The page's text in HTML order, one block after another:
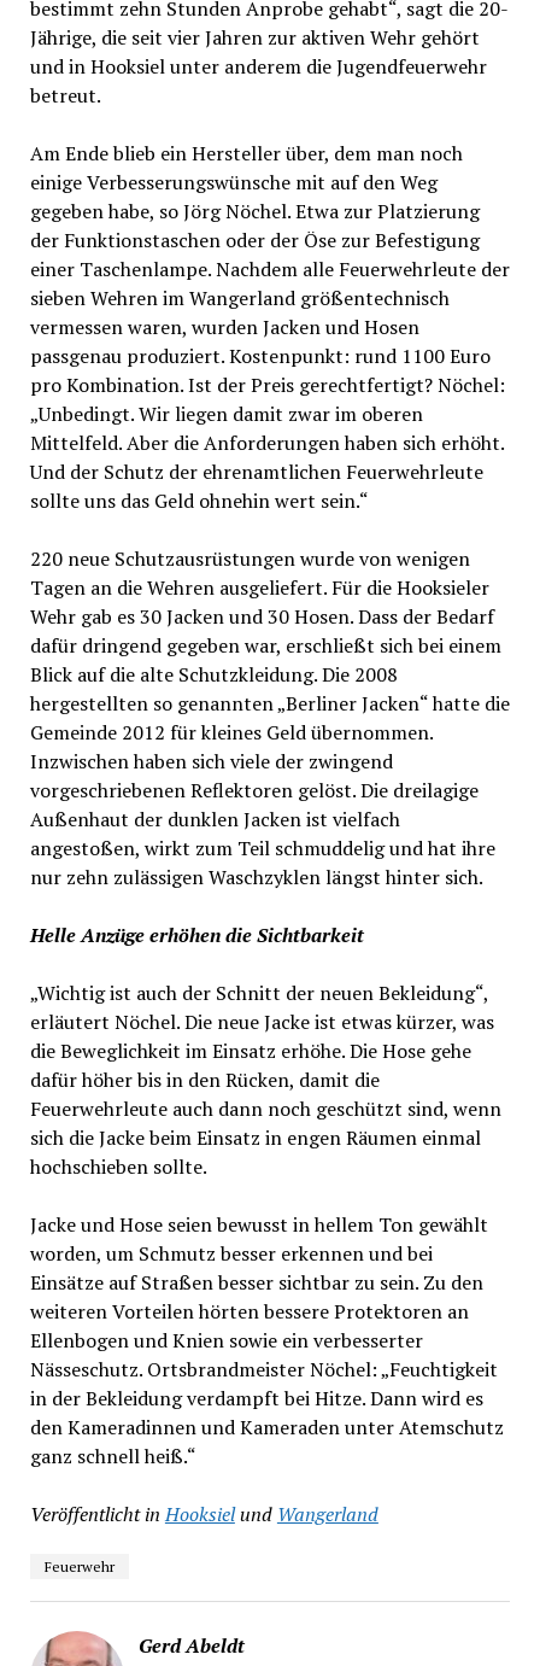
bestimmt zehn Stunden Anprobe gehabt“, sagt die 20-
Jährige, die seit vier Jahren zur aktiven Wehr gehört
und in Hooksiel unter anderem die Jugendfeuerwehr
betreut.
Am Ende blieb ein Hersteller über, dem man noch
einige Verbesserungswünsche mit auf den Weg
gegeben habe, so Jörg Nöchel. Etwa zur Platzierung
der Funktionstaschen oder der Öse zur Befestigung
einer Taschenlampe. Nachdem alle Feuerwehrleute der
sieben Wehren im Wangerland größentechnisch
vermessen waren, wurden Jacken und Hosen
passgenau produziert. Kostenpunkt: rund 1100 Euro
pro Kombination. Ist der Preis gerechtfertigt? Nöchel:
„Unbedingt. Wir liegen damit zwar im oberen
Mittelfeld. Aber die Anforderungen haben sich erhöht.
Und der Schutz der ehrenamtlichen Feuerwehrleute
sollte uns das Geld ohnehin wert sein.“
220 neue Schutzausrüstungen wurde von wenigen
Tagen an die Wehren ausgeliefert. Für die Hooksieler
Wehr gab es 30 Jacken und 30 Hosen. Dass der Bedarf
dafür dringend gegeben war, erschließt sich bei einem
Blick auf die alte Schutzkleidung. Die 2008
hergestellten so genannten „Berliner Jacken“ hatte die
Gemeinde 2012 für kleines Geld übernommen.
Inzwischen haben sich viele der zwingend
vorgeschriebenen Reflektoren gelöst. Die dreilagige
Außenhaut der dunklen Jacken ist vielfach
angestoßen, wirkt zum Teil schmuddelig und hat ihre
nur zehn zulässigen Waschzyklen längst hinter sich.
Helle Anzüge erhöhen die Sichtbarkeit
„Wichtig ist auch der Schnitt der neuen Bekleidung“,
erläutert Nöchel. Die neue Jacke ist etwas kürzer, was
die Beweglichkeit im Einsatz erhöhe. Die Hose gehe
dafür höher bis in den Rücken, damit die
Feuerwehrleute auch dann noch geschützt sind, wenn
sich die Jacke beim Einsatz in engen Räumen einmal
hochschieben sollte.
Jacke und Hose seien bewusst in hellem Ton gewählt
worden, um Schmutz besser erkennen und bei
Einsätze auf Straßen besser sichtbar zu sein. Zu den
weiteren Vorteilen hörten bessere Protektoren an
Ellenbogen und Knien sowie ein verbesserter
Nässeschutz. Ortsbrandmeister Nöchel: „Feuchtigkeit
in der Bekleidung verdampft bei Hitze. Dann wird es
den Kameradinnen und Kameraden unter Atemschutz
ganz schnell heiß.“
Veröffentlicht in Hooksielund Wangerland
Feuerwehr
Gerd Abeldt